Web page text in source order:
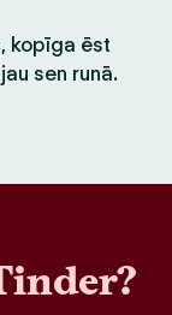
kopīga ēst
sen runā.